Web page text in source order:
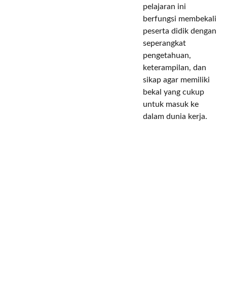
pelajaran ini
berfungsi membekali
peserta didik dengan
seperangkat
pengetahuan,
keterampilan, dan
sikap agar memiliki
bekal yang cukup
untuk masuk ke
dalam dunia kerja.